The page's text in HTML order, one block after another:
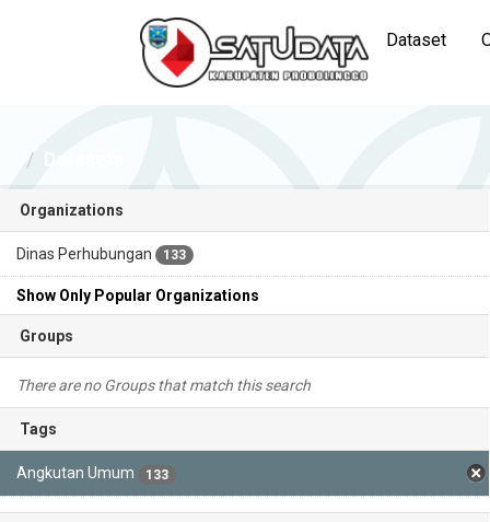
Dataset
Organizations
Dinas Perhubungan 133
Show Only Popular Organizations
Groups
There are no Groups that match this search
Tags
Angkutan Umum 133